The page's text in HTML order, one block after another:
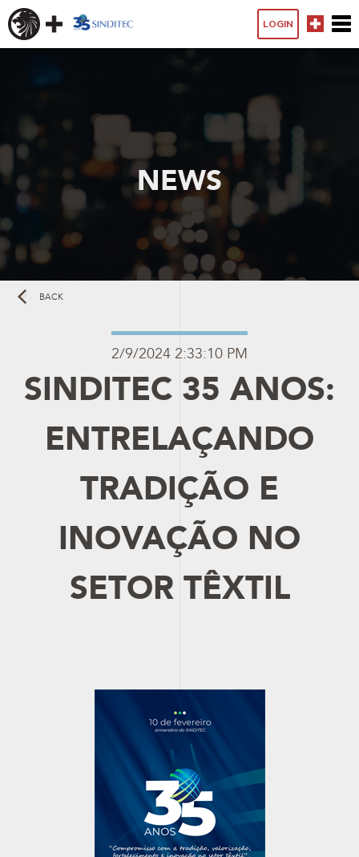
LOGIN
NEWS
BACK
2/9/2024 2:33:10 PM
SINDITEC 35 ANOS:
ENTRELAÇANDO
TRADIÇÃO E
INOVAÇÃO NO
SETOR TÊXTIL